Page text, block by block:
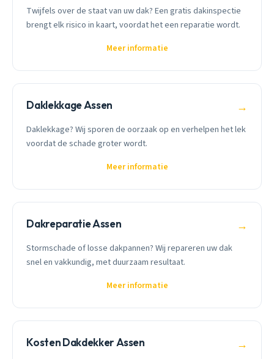
Twijfels over de staat van uw dak? Een gratis dakinspectie
brengt elk risico in kaart, voordat het een reparatie wordt.
Meer informatie
Daklekkage Assen →
Daklekkage? Wij sporen de oorzaak op en verhelpen het lek
voordat de schade groter wordt.
Meer informatie
Dakreparatie Assen →
Stormschade of losse dakpannen? Wij repareren uw dak
snel en vakkundig, met duurzaam resultaat.
Meer informatie
Kosten Dakdekker Assen →